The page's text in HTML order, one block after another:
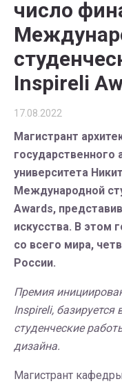
число
Inspireli
17.08.2022
Магистрант
государственного
университета
Международной
Awards,
искусства. В этом
со всего мира,
России.
Премия
Inspireli,
студенческие
дизайна.
Магистрант